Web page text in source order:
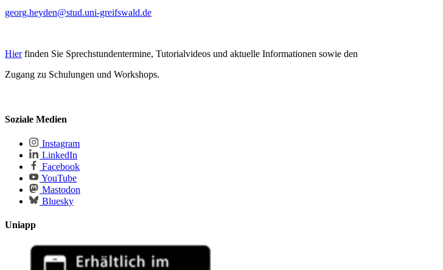
georg.heyden@stud.uni-greifswald.de
Hierfinden Sie Sprechstundentermine, Tutorialvideos und aktuelle Informationen sowie den
Zugang zu Schulungen und Workshops.
Soziale Medien
Instagram
LinkedIn
Facebook
YouTube
Mastodon
Bluesky
Uniapp